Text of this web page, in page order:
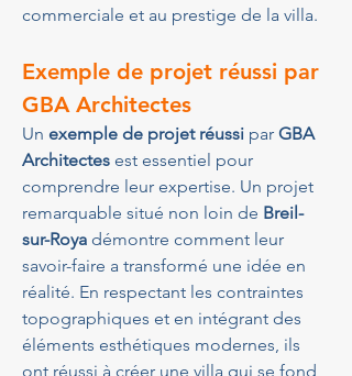
commerciale et au prestige de la villa.
Exemple de projet réussi par
GBA Architectes
Un exemple de projet réussi par GBA
Architectes est essentiel pour
comprendre leur expertise. Un projet
remarquable situé non loin de Breil-
sur-Roya démontre comment leur
savoir-faire a transformé une idée en
réalité. En respectant les contraintes
topographiques et en intégrant des
éléments esthétiques modernes, ils
ont réussi à créer une villa qui se fond